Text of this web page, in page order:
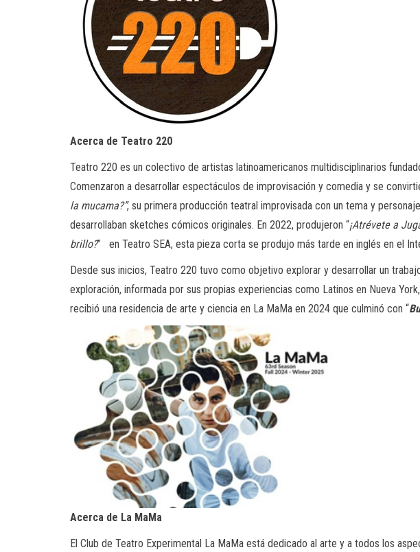
Acerca de Teatro 220
Teatro 220 es un colectivo de artistas latinoamericanos multidisciplinarios
Comenzaron a desarrollar espectáculos de improvisación y comedia y se
la mucama?”, su primera producción teatral improvisada con un tema y
desarrollaban sketches cómicos originales. En 2022, produjeron “¡Atrévete a
brillo?” en Teatro SEA, esta pieza corta se produjo más tarde en inglés en el
Desde sus inicios, Teatro 220 tuvo como objetivo explorar y desarrollar un
exploración, informada por sus propias experiencias como Latinos en Nueva
recibió una residencia de arte y ciencia en La MaMa en 2024 que culminó con “
Acerca de La MaMa
El Club de Teatro Experimental La MaMa está dedicado al arte y a todos los